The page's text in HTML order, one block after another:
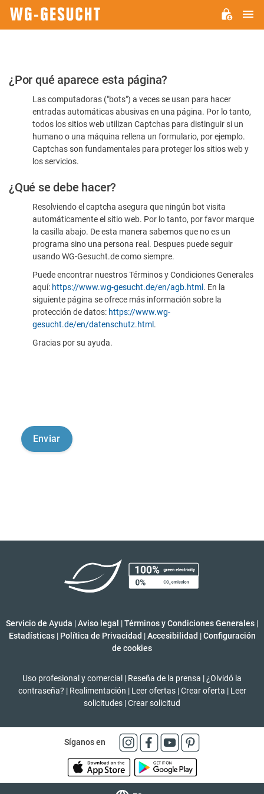
Por
favor,
confirme
humano
¿Por qué aparece esta página?
Las computadoras ("bots") a veces se usan para hacer
entradas automáticas abusivas en una página. Por lo tanto,
todos los sitios web utilizan Captchas para distinguir si un
humano o una máquina rellena un formulario, por ejemplo.
Captchas son fundamentales para proteger los sitios web y
los servicios.
¿Qué se debe hacer?
Resolviendo el captcha asegura que ningún bot visita
automáticamente el sitio web. Por lo tanto, por favor marque
la casilla abajo. De esta manera sabemos que no es un
programa sino una persona real. Despues puede seguir
usando WG-Gesucht.de como siempre.
Puede encontrar nuestros Términos y Condiciones Generales
aquí: https://www.wg-gesucht.de/en/agb.html . En la
siguiente página se ofrece más información sobre la
protección de datos: https://www.wg-
gesucht.de/en/datenschutz.html .
Gracias por su ayuda.
Servicio de Ayuda |Aviso legal |Términos y Condiciones Generales |
Estadísticas | Política de Privacidad | Accesibilidad | Configuración
de cookies
Uso profesional y comercial | Reseña de la prensa | ¿Olvidó la
contraseña? | Realimentación | Leer ofertas | Crear oferta | Leer
solicitudes |Crear solicitud
Síganos en